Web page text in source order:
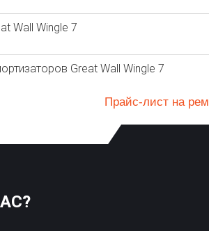
Wall Wingle 7
Great Wall Wingle 7
Прайс-лист на